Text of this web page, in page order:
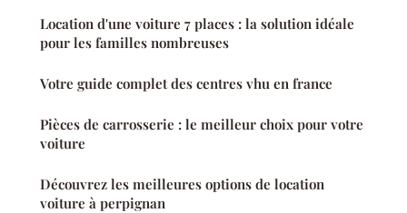
Location d'une voiture 7 places : la solution idéale
pour les familles nombreuses
Votre guide complet des centres vhu en france
Pièces de carrosserie : le meilleur choix pour votre
voiture
Découvrez les meilleures options de location
voiture à perpignan